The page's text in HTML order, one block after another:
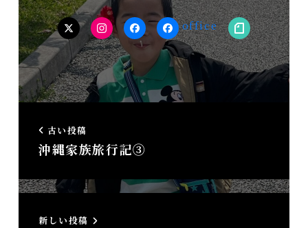
twitterInstagramfacebook（個
人）
facebook（事
務
所）
note
古い投稿
沖縄家族旅行記③
新しい投稿